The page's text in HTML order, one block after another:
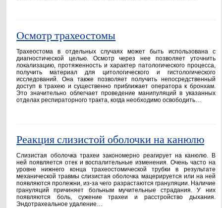
Осмотр трахеостомы
Трахеостома в отдельных случаях может быть использована с
диагностической целью. Осмотр через нее позволяет уточнить
локализацию, протяженность и характер патологического процесса,
получить материал для цитологического и гистологического
исследований. Она также позволяет получить непосредственный
доступ в трахею и существенно приближает оператора к бронхам.
Это значительно облегчает проведение манипуляций в указанных
отделах респираторного тракта, когда необходимо освободить…
Реакция слизистой оболочки на канюлю
Слизистая оболочка трахеи закономерно реагирует на канюлю. В
ней появляется отек и воспалительные изменения. Очень часто на
уровне нижнего конца трахеостомической трубки в результате
механической травмы слизистая оболочка мацерируется или на ней
появляются пролежни, из-за чего разрастаются грануляции. Наличие
грануляций причиняет больным мучительные страдания. У них
появляются боль, сужение трахеи и расстройство дыхания.
Эндотрахеальное удаление…